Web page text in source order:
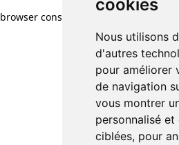
cookies
Nous utilisons
d'autres
pour améliorer
de navigation
vous montrer
personnalisé
ciblées, pour
browser console for more information)